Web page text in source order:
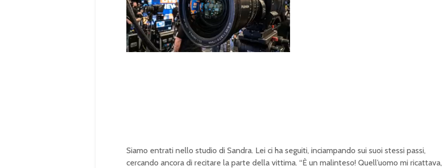
U
n
m
o
Siamo entrati nello studio di Sandra. Lei ci ha seguiti, inciampando sui suoi stessi passi,
cercando ancora di recitare la parte della vittima. “È un malinteso! Quell’uomo mi ricattava,